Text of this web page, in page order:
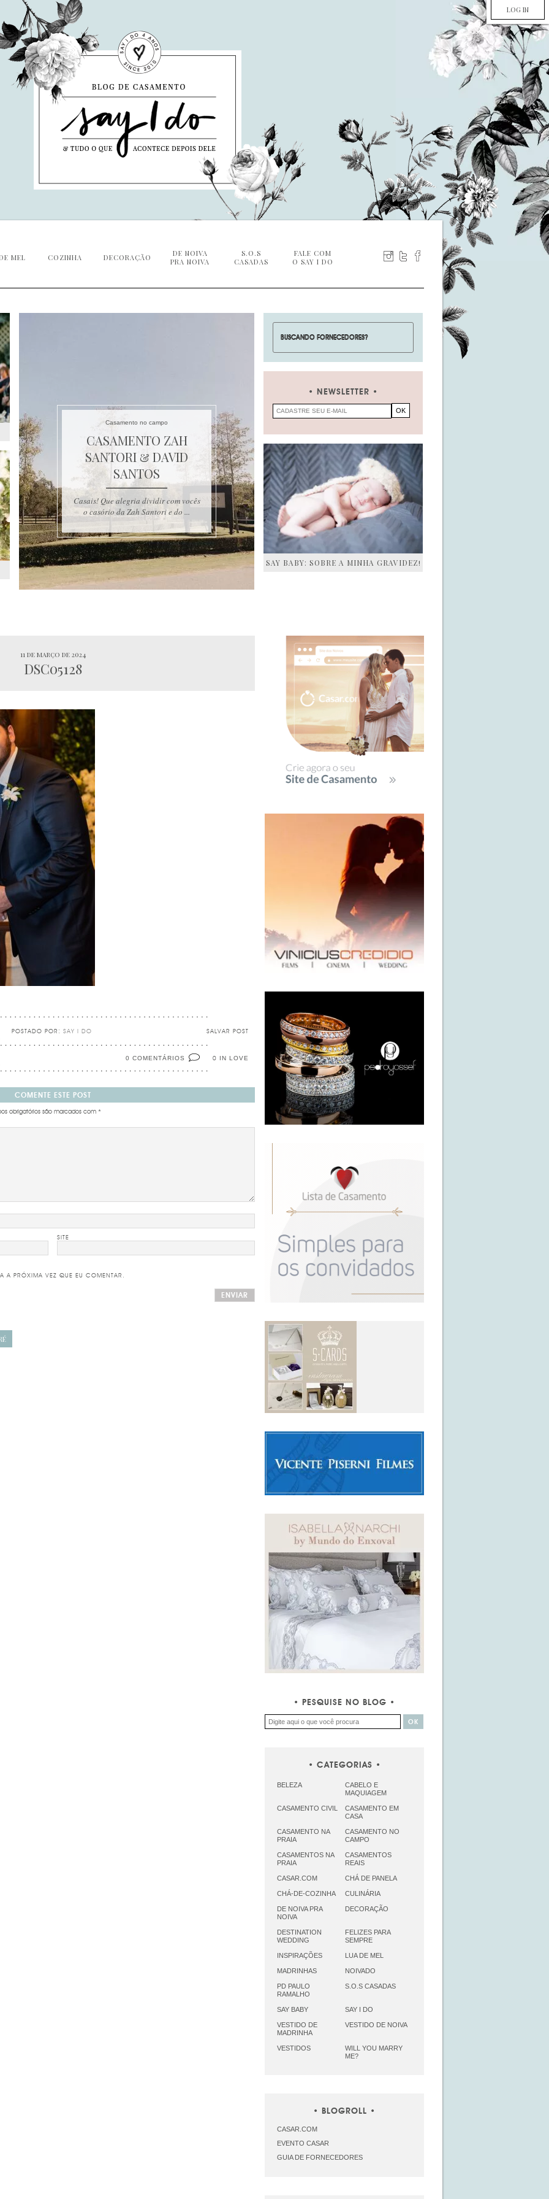
LOG IN
MEL COZINHA DECORAÇÃO
DE NOIVA
PRA NOIVA
S.O.S
CASADAS
FALE COM
O SAY I DO
Casamento no campo
CASAMENTO ZAH
SANTORI & DAVID
SANTOS
Casais! Que alegria dividir com vocês
o casório da Zah Santori e do ...
NEWSLETTER
SAY BABY: SOBRE A MINHA GRAVIDEZ!
11 de março de 2024
DSC05128
SALVAR POST
POSTADO POR: SAY I DO
0 IN LOVE
0 COMENTÁRIOS
COMENTE ESTE POST
obrigatórios são marcados com *
SITE
A PRÓXIMA VEZ QUE EU COMENTAR.
SIDEBAR
PESQUISE NO BLOG
CATEGORIAS
BELEZA
CABELO E
MAQUIAGEM
CASAMENTO CIVIL
CASAMENTO EM
CASA
CASAMENTO NA
PRAIA
CASAMENTO NO
CAMPO
CASAMENTOS NA
PRAIA
CASAMENTOS
REAIS
CASAR.COM CHÁ DE PANELA
CHÁ-DE-COZINHA CULINÁRIA
DE NOIVA PRA
NOIVA
DECORAÇÃO
DESTINATION
WEDDING
FELIZES PARA
SEMPRE
INSPIRAÇÕES LUA DE MEL
MADRINHAS NOIVADO
PD PAULO
RAMALHO
S.O.S CASADAS
SAY BABY SAY I DO
VESTIDO DE
MADRINHA
VESTIDO DE NOIVA
VESTIDOS
WILL YOU MARRY
ME?
BLOGROLL
CASAR.COM
EVENTO CASAR
GUIA DE FORNECEDORES